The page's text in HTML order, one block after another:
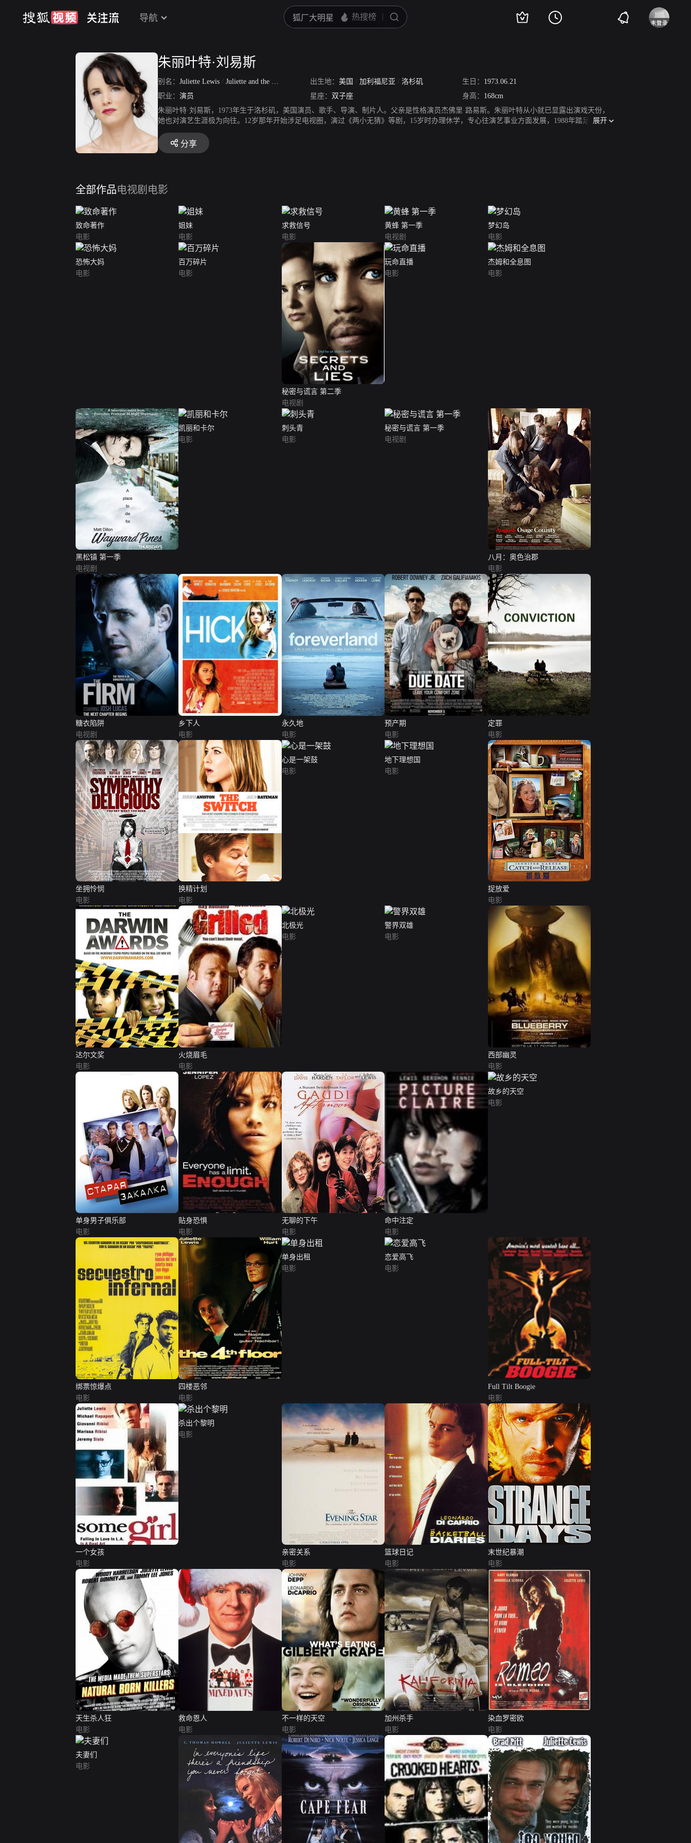
导航
朱丽叶特·刘易斯
别名： Juliette Lewis / Juliette and the Licks Juliette and The Licks
出生地： 美国 / 加利福尼亚 / 洛杉矶 生日： 1973.06.21
职业： 演员 星座： 双子座 身高： 168cm
朱丽叶特·刘易斯，1973年生于洛杉矶，美国演员、歌手、导演、制片人。父亲是性格演员杰佛里·路易斯。朱丽叶特从小就已显露出演戏天份，
她也对演艺生涯极为向往。12岁那年开始涉足电视圈，演过《两小无猜》等剧，15岁时办理休学，专心往演艺事业方面发展，1988年踏足银幕，
演出有喜剧片《我的继母是外星人》等。1991年她参演《恐怖角》，饰演正处叛逆期的15岁少女，在片中有勾引疯狂杀手罗伯特·狄尼洛的精彩对
手戏，因此一鸣惊人，入围奥斯卡女配角奖。在1994年的《天生杀人狂》中，茱莉叶演活了剧中疯狂的女杀手；1998年的《爱情DIY》则将争取
自主生活的弱智少女演得栩栩如生，在新生代演员中塑造了性格女星的形象。2000年主演有犯罪动作片《枪之道》等。
展开
分享
全部作品电视剧 电影
致命著作
电影
姐妹
电影
求救信号
电影
黄蜂 第一季
电视剧
梦幻岛
电影
恐怖大妈
电影
百万碎片
电影
秘密与谎言 第二季
电视剧
玩命直播
电影
杰姆和全息图
电影
黑松镇 第一季
电视剧
凯丽和卡尔
电影
刺头青
电影
秘密与谎言 第一季
电视剧
八月：奥色治郡
电影
糖衣陷阱
电视剧
乡下人
电影
永久地
电影
预产期
电影
定罪
电影
坐拥怜悯
电影
换精计划
电影
心是一架鼓
电影
地下理想国
电影
捉放爱
电影
达尔文奖
电影
火烧眉毛
电影
北极光
电影
警界双雄
电影
西部幽灵
电影
单身男子俱乐部
电影
贴身恐惧
电影
无聊的下午
电影
命中注定
电影
故乡的天空
电影
绑票惊爆点
电影
四楼恶邻
电影
单身出租
电影
恋爱高飞
电影
Full Tilt Boogie
电影
一个女孩
电影
杀出个黎明
电影
亲密关系
电影
篮球日记
电影
末世纪暴潮
电影
天生杀人狂
电影
救命恩人
电影
不一样的天空
电影
加州杀手
电影
染血罗密欧
电影
夫妻们
电影